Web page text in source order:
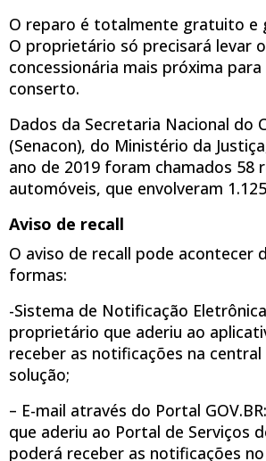
O reparo é totalmente gratuito e
O proprietário só precisará levar
concessionária mais próxima
conserto.
Dados da Secretaria Nacional do
(Senacon), do Ministério da
ano de 2019 foram chamados 58
automóveis, que envolveram
Aviso de recall
O aviso de recall pode acontecer
formas:
-Sistema de Notificação
proprietário que aderiu ao
receber as notificações na
solução;
– E-mail através do Portal
que aderiu ao Portal de Serviços
poderá receber as notificações